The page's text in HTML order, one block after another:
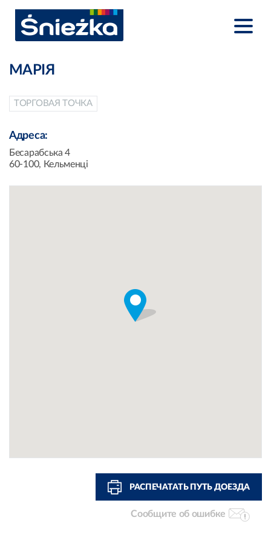
МАРІЯ
ТОРГОВАЯ ТОЧКА
Адреса:
Бесарабська 4
60-100, Кельменці
РАСПЕЧАТАТЬ ПУТЬ ДОЕЗДА
Сообщите об ошибке